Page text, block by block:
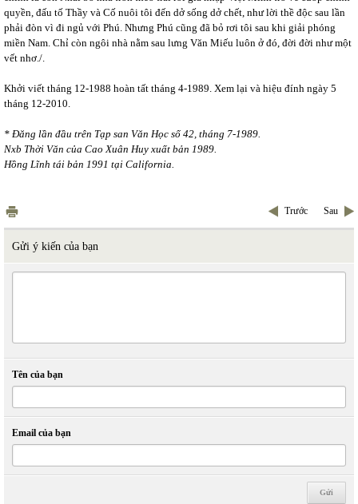
quyền, đấu tố Thầy và Cố nuôi tôi đến dở sống dở chết, như lời thề độc sau lần
phải đòn vì đi ngủ với Phú. Nhưng Phú cũng đã bỏ rơi tôi sau khi giải phóng
miền Nam. Chỉ còn ngôi nhà nằm sau lưng Văn Miếu luôn ở đó, đời đời như một
vết nhơ./.
Khởi viết tháng 12-1988 hoàn tất tháng 4-1989. Xem lại và hiệu đính ngày 5
tháng 12-2010.
* Đăng lần đầu trên Tạp san Văn Học số 42, tháng 7-1989.
Nxb Thời Văn của Cao Xuân Huy xuất bản 1989.
Hồng Lĩnh tái bản 1991 tại California.
Trước Sau
Gửi ý kiến của bạn
Tên của bạn
Email của bạn